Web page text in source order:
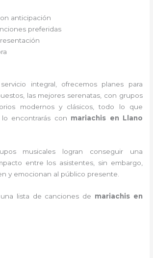
anticipación
preferidas
integral, ofrecemos planes para
las mejores serenatas, con grupos
modernos y clásicos, todo lo que
encontrarás con mariachis en Llano
musicales logran conseguir una
entre los asistentes, sin embargo,
y emocionan al público presente.
lista de canciones de mariachis en
MAMÁ